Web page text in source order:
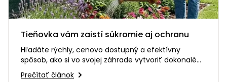
Tieňovka vám zaistí súkromie aj ochranu
Hľadáte rýchly, cenovo dostupný a efektívny
spôsob, ako si vo svojej záhrade vytvoriť dokonalé
súkromie? Alebo…
Prečítať článok